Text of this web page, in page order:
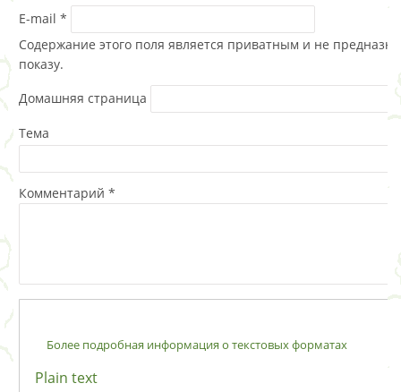
E-mail *
Содержание этого поля является приватным и не
показу.
Домашняя страница
Тема
Комментарий *
Более подробная информация о текстовых форматах
Plain text